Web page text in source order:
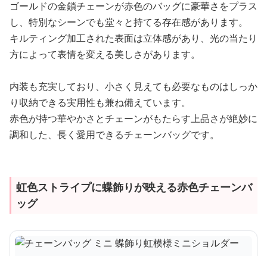
ゴールドの金鎖チェーンが赤色のバッグに豪華さをプラス
し、特別なシーンでも堂々と持てる存在感があります。
キルティング加工された表面は立体感があり、光の当たり
方によって表情を変える美しさがあります。
内装も充実しており、小さく見えても必要なものはしっか
り収納できる実用性も兼ね備えています。
赤色が持つ華やかさとチェーンがもたらす上品さが絶妙に
調和した、長く愛用できるチェーンバッグです。
虹色ストライプに蝶飾りが映える赤色チェーンバ
ッグ